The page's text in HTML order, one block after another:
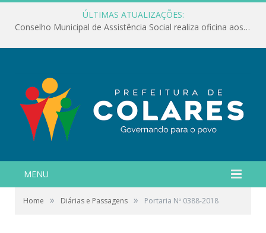
ÚLTIMAS ATUALIZAÇÕES:
Conselho Municipal de Assistência Social realiza oficina aos servidores
MENU
Home » Diárias e Passagens » Portaria Nº 0388-2018